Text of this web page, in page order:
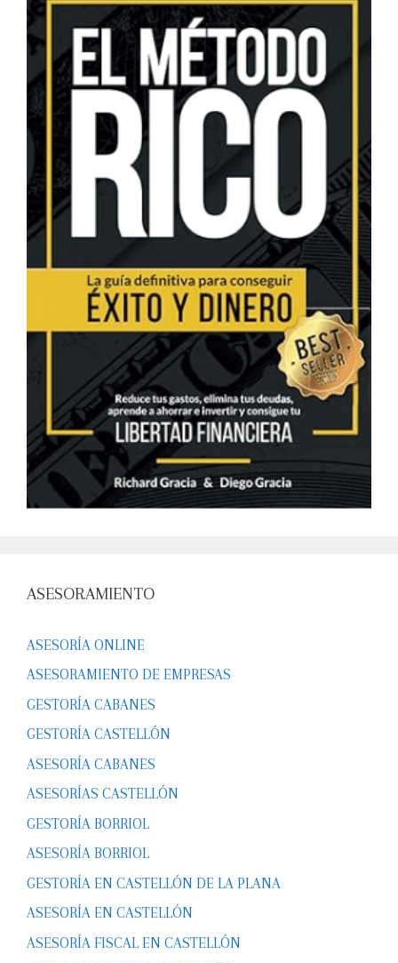
ASESORAMIENTO
ASESORÍA ONLINE
ASESORAMIENTO DE EMPRESAS
GESTORÍA CABANES
GESTORÍA CASTELLÓN
ASESORÍA CABANES
ASESORÍAS CASTELLÓN
GESTORÍA BORRIOL
ASESORÍA BORRIOL
GESTORÍA EN CASTELLÓN DE LA PLANA
ASESORÍA EN CASTELLÓN
ASESORÍA FISCAL EN CASTELLÓN